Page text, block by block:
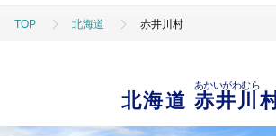
TOP 北海道 赤井川村
北海道 赤井川
あかいがわむら